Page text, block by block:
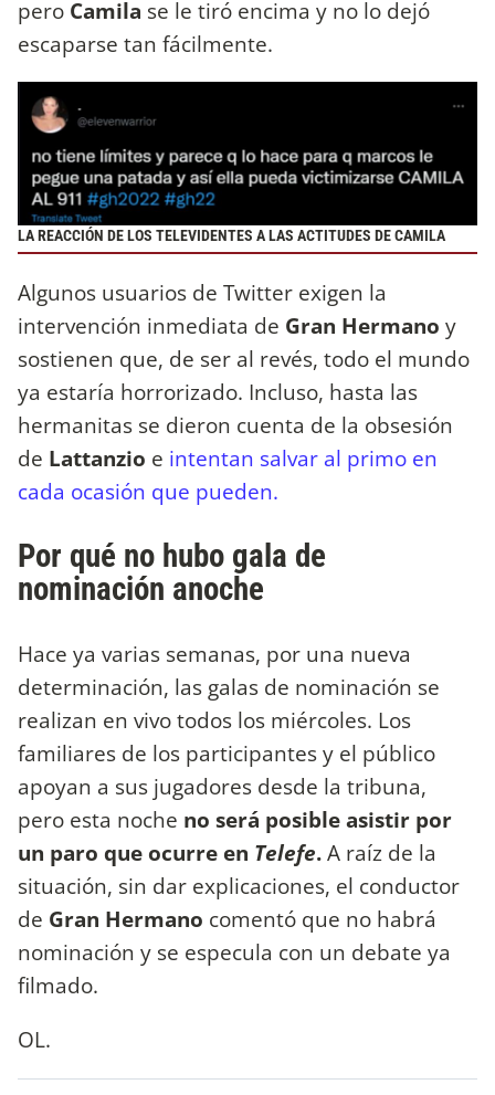
pero Camila se le tiró encima y no lo dejó
escaparse tan fácilmente.
LA REACCIÓN DE LOS TELEVIDENTES A LAS ACTITUDES DE CAMILA
Algunos usuarios de Twitter exigen la
intervención inmediata de Gran Hermano y
sostienen que, de ser al revés, todo el mundo
ya estaría horrorizado. Incluso, hasta las
hermanitas se dieron cuenta de la obsesión
de Lattanzio e intentan salvar al primo en
cada ocasión que pueden.
Por qué no hubo gala de
nominación anoche
Hace ya varias semanas, por una nueva
determinación, las galas de nominación se
realizan en vivo todos los miércoles. Los
familiares de los participantes y el público
apoyan a sus jugadores desde la tribuna,
pero esta noche no será posible asistir por
un paro que ocurre en Telefe.A raíz de la
situación, sin dar explicaciones, el conductor
de Gran Hermano comentó que no habrá
nominación y se especula con un debate ya
filmado.
OL.